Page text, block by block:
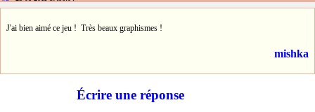
J'ai bien aimé ce jeu ! Très beaux graphismes !
mishka
Écrire une réponse